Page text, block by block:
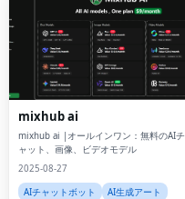
mixhub ai
mixhub ai |オールインワン：無料のAIチ
ャット、画像、ビデオモデル
2025-08-27
AIチャットボット
AI生成アート